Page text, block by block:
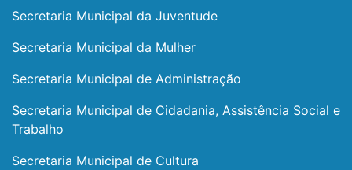
Secretaria Municipal da Juventude
Secretaria Municipal da Mulher
Secretaria Municipal de Administração
Secretaria Municipal de Cidadania, Assistência Social e
Trabalho
Secretaria Municipal de Cultura